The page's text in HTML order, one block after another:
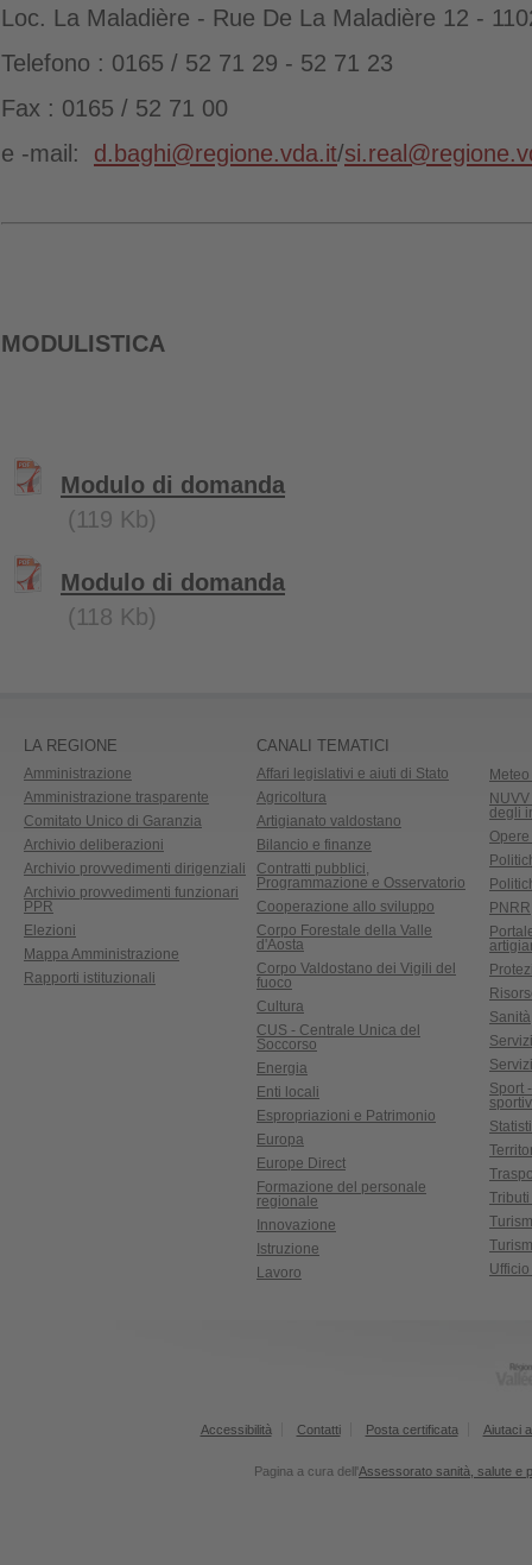
Loc. La Maladière - Rue De La Maladière 12 -
Telefono : 0165 / 52 71 29 - 52 71 23
Fax : 0165 / 52 71 00
e -mail: d.baghi@regione.vda.it/
MODULISTICA
Modulo di domanda
(119 Kb)
Modulo di domanda
(118 Kb)
LA REGIONE
Amministrazione
Amministrazione trasparente
Comitato Unico di Garanzia
Archivio deliberazioni
Archivio provvedimenti dirigenziali
Archivio provvedimenti funzionari
PPR
Elezioni
Mappa Amministrazione
Rapporti istituzionali
CANALI TEMATICI
Affari legislativi e aiuti di Stato
Agricoltura
Artigianato valdostano
Bilancio e finanze
Contratti pubblici,
Programmazione e Osservatorio
Cooperazione allo sviluppo
Corpo Forestale della Valle
d'Aosta
Corpo Valdostano dei Vigili del
fuoco
Cultura
CUS - Centrale Unica del
Soccorso
Energia
Enti locali
Espropriazioni e Patrimonio
Europa
Europe Direct
Formazione del personale
regionale
Innovazione
Istruzione
Lavoro
degli
PNRR
Sanità
Sport
Accessibilità Contatti Posta certificata Aiutaci
Pagina a cura dell'Assessorato sanità, salute e